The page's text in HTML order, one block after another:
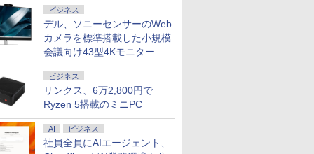
ビジネス
デル、ソニーセンサーのWeb
カメラを標準搭載した小規模
会議向け43型4Kモニター
ビジネス
リンクス、6万2,800円で
Ryzen 5搭載のミニPC
AI ビジネス
社員全員にAIエージェント、